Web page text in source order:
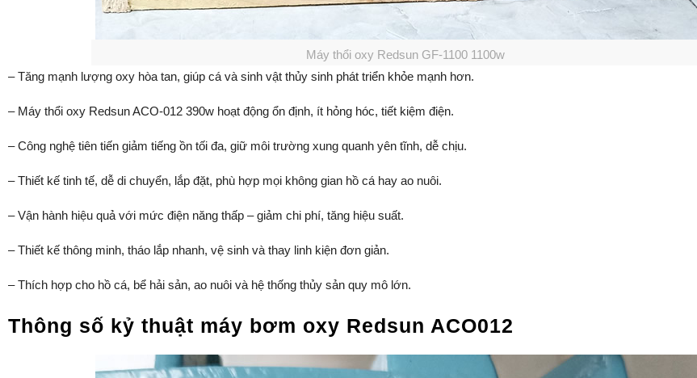
Máy thổi oxy Redsun GF-1100 1100w
– Tăng mạnh lượng oxy hòa tan, giúp cá và sinh vật thủy sinh phát triển khỏe mạnh hơn.
– Máy thổi oxy Redsun ACO-012 390w hoạt động ổn định, ít hỏng hóc, tiết kiệm điện.
– Công nghệ tiên tiến giảm tiếng ồn tối đa, giữ môi trường xung quanh yên tĩnh, dễ chịu.
– Thiết kế tinh tế, dễ di chuyển, lắp đặt, phù hợp mọi không gian hồ cá hay ao nuôi.
– Vận hành hiệu quả với mức điện năng thấp – giảm chi phí, tăng hiệu suất.
– Thiết kế thông minh, tháo lắp nhanh, vệ sinh và thay linh kiện đơn giản.
– Thích hợp cho hồ cá, bể hải sản, ao nuôi và hệ thống thủy sản quy mô lớn.
Thông số kỷ thuật máy bơm oxy Redsun ACO012